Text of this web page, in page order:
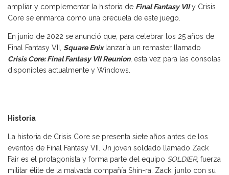
ampliar y complementar la historia de Final Fantasy VIIy Crisis
Core se enmarca como una precuela de este juego.
En junio de 2022 se anunció que, para celebrar los 25 años de
Final Fantasy VII, Square Enixlanzaría un remaster llamado
Crisis Core: Final Fantasy VII Reunion, esta vez para las consolas
disponibles actualmente y Windows.
Historia
La historia de Crisis Core se presenta siete años antes de los
eventos de Final Fantasy VII. Un joven soldado llamado Zack
Fair es el protagonista y forma parte del equipo SOLDIER, fuerza
militar élite de la malvada compañía Shin-ra. Zack, junto con su